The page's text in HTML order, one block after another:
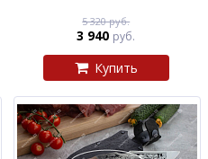
5 320 руб.
3 940 руб.
Купить